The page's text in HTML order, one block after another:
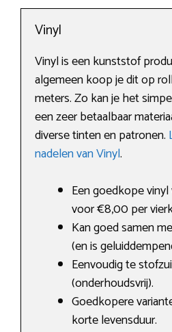
Vinyl
Vinyl is een kunststof
algemeen koop je dit op
meters. Zo kan je het
een zeer betaalbaar
diverse tinten en patronen.
nadelen van Vinyl.
Een goedkope
voor €8,00 per
Kan goed samen
(en is
Eenvoudig te
(onderhoudsvrij).
Goedkopere
korte levensduur.